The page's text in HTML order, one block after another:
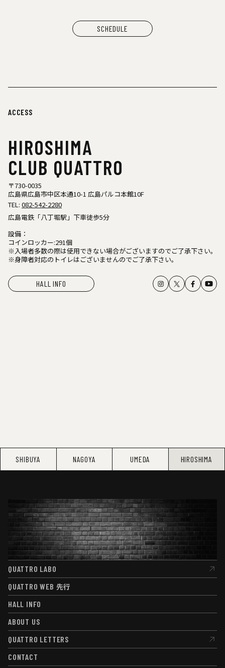
SCHEDULE
ACCESS
HIROSHIMA
CLUB QUATTRO
〒730-0035
広島県広島市中区本通10-1 広島パルコ本館10F
TEL: 082-542-2280
広島電鉄「八丁堀駅」下車徒歩5分
設備：
コインロッカー:291個
※入場者多数の際は使用できない場合がございますのでご了承下さい。
※身障者対応のトイレはございませんのでご了承下さい。
HALL INFO
SHIBUYA NAGOYA UMEDA HIROSHIMA
QUATTRO LABO
QUATTRO LABO
QUATTRO WEB 先行
QUATTRO WEB先行
HALL INFO
HALL INFO
ABOUT US
ABOUT US
QUATTRO LETTERS
QUATTRO LETTERS
CONTACT
CONTACT